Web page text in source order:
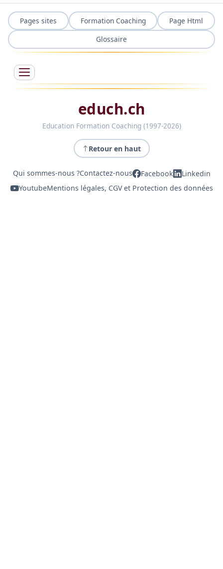
Pages sites Formation Coaching
Page Html
Glossaire
educh.ch
Education Formation Coaching (1997-2026)
Retour en haut
Qui sommes-nous ?Contactez-nous Facebook
Linkedin
YoutubeMentions légales, CGV et Protection des données